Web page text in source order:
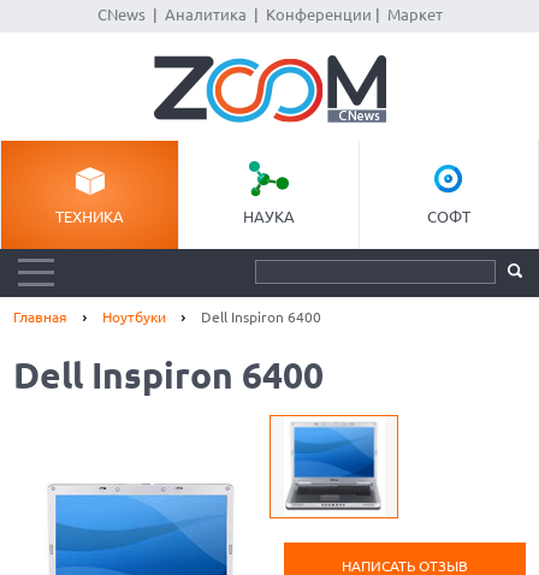
CNews| Аналитика Конференции Маркет
ТЕХНИКА НАУКА СОФТ
Главная Ноутбуки Dell Inspiron 6400
Dell Inspiron 6400
НАПИСАТЬ ОТЗЫВ